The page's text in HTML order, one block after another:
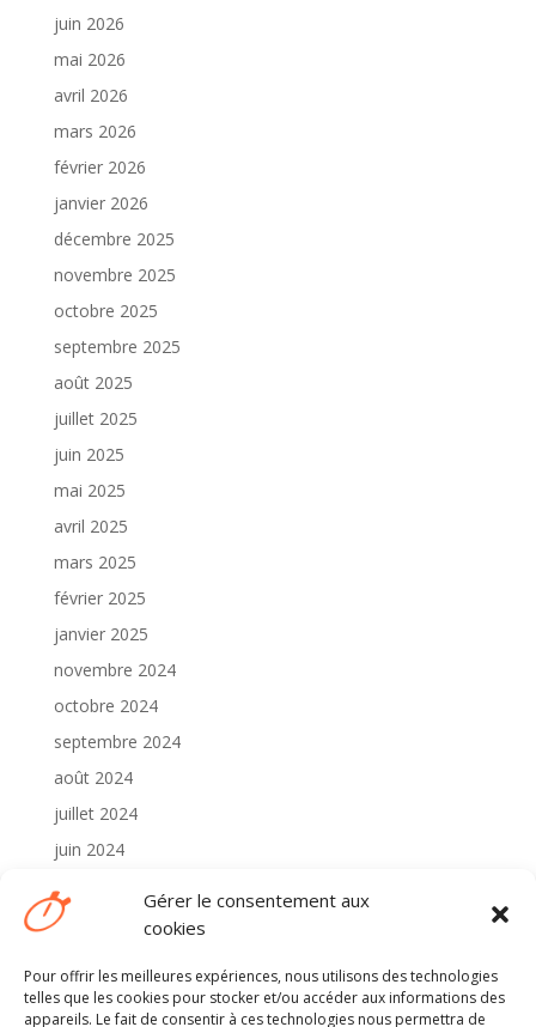
Gérer le consentement aux
cookies
Pour offrir les meilleures expériences, nous utilisons des technologies
telles que les cookies pour stocker et/ou accéder aux informations des
appareils. Le fait de consentir à ces technologies nous permettra de
juin 2026
mai 2026
avril 2026
mars 2026
février 2026
janvier 2026
décembre 2025
novembre 2025
octobre 2025
septembre 2025
août 2025
juillet 2025
juin 2025
mai 2025
avril 2025
mars 2025
février 2025
janvier 2025
novembre 2024
octobre 2024
septembre 2024
août 2024
juillet 2024
juin 2024
mai 2024
avril 2024
Catégories
2024